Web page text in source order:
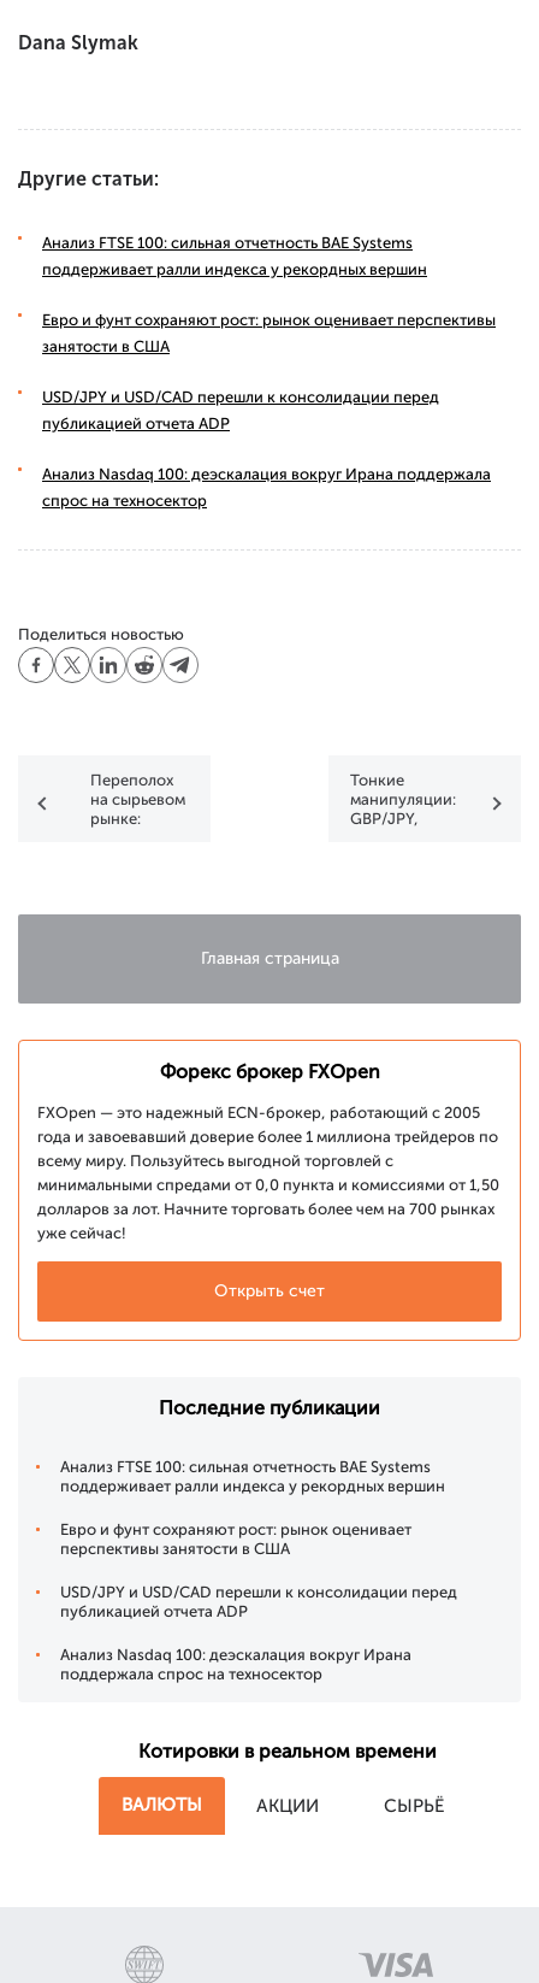
Dana Slymak
Другие статьи:
Анализ FTSE 100: сильная отчетность BAE Systems
поддерживает ралли индекса у рекордных вершин
Евро и фунт сохраняют рост: рынок оценивает перспективы
занятости в США
USD/JPY и USD/CAD перешли к консолидации перед
публикацией отчета ADP
Анализ Nasdaq 100: деэскалация вокруг Ирана поддержала
спрос на техносектор
Поделиться новостью
Переполох
на сырьевом
рынке:
Тонкие
манипуляции:
GBP/JPY,
Главная страница
Форекс брокер FXOpen
FXOpen — это надежный ECN-брокер, работающий с 2005
года и завоевавший доверие более 1 миллиона трейдеров по
всему миру. Пользуйтесь выгодной торговлей с
минимальными спредами от 0,0 пункта и комиссиями от 1,50
долларов за лот. Начните торговать более чем на 700 рынках
уже сейчас!
Открыть счет
Последние публикации
Анализ FTSE 100: сильная отчетность BAE Systems
поддерживает ралли индекса у рекордных вершин
Евро и фунт сохраняют рост: рынок оценивает
перспективы занятости в США
USD/JPY и USD/CAD перешли к консолидации перед
публикацией отчета ADP
Анализ Nasdaq 100: деэскалация вокруг Ирана
поддержала спрос на техносектор
Котировки в реальном времени
ВАЛЮТЫ АКЦИИ СЫРЬЁ